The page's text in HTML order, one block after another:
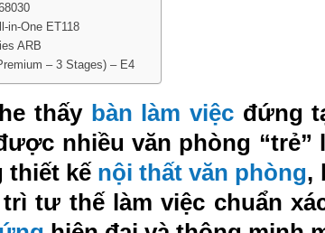
in-One ET118
ARB
– 3 Stages) – E4
thấy bàn làm việcđứng
nhiều văn phòng
thiết kế nội thất văn phòng,
tư thế làm việc chuẩn